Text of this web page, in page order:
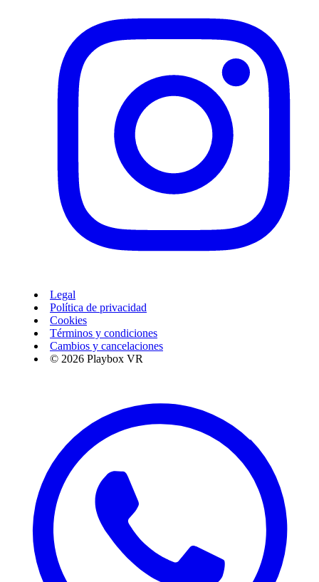
Legal
Política de privacidad
Cookies
Términos y condiciones
Cambios y cancelaciones
© 2026 Playbox VR